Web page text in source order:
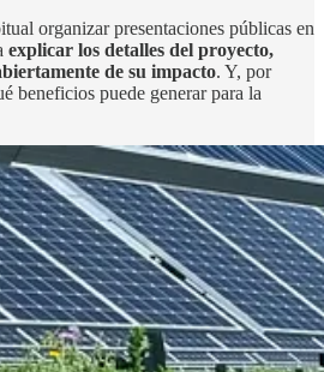
organizar presentaciones públicas en
explicar los detalles del proyecto,
de su impacto. Y, por
beneficios puede generar para la